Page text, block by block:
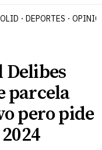
DEPORTES
Delibes
parcela
pero pide